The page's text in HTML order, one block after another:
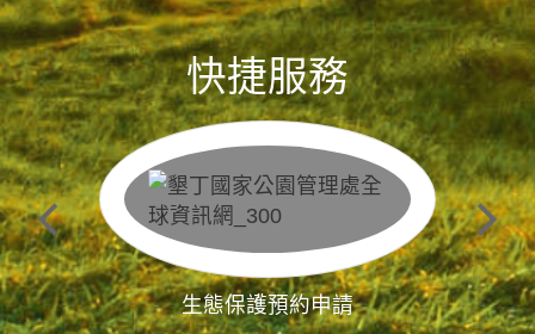
快捷服務
生態保護預約申請